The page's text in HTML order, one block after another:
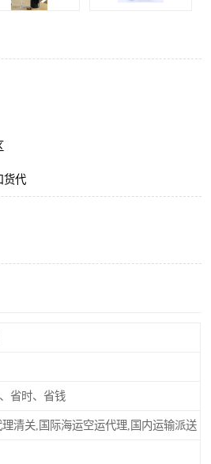
货代
省时、省钱
清关,国际海运空运代理,国内运输派送